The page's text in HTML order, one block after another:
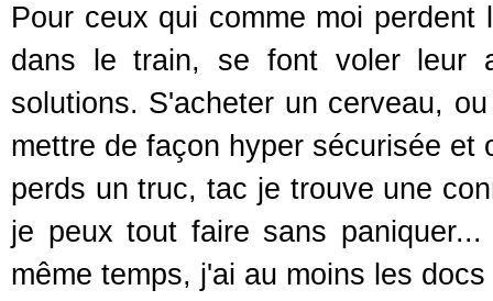
Pour ceux qui comme moi
dans le train, se font voler leur
solutions. S'acheter un cerveau,
mettre de façon hyper sécurisée et
perds un truc, tac je trouve une
je peux tout faire sans
même temps, j'ai au moins les